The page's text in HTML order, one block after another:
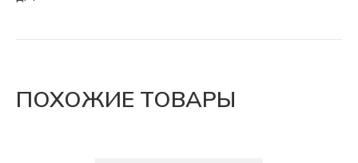
ПОХОЖИЕ ТОВАРЫ